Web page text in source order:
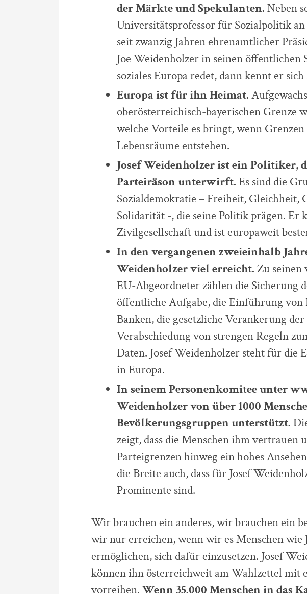
der Märkte und Spekulanten. Neben
Universitätsprofessor für Sozialpolitik
seit zwanzig Jahren ehrenamtlicher
Joe Weidenholzer in seinen öffentlichen
soziales Europa redet, dann kennt er sich
Europa ist für ihn Heimat.
oberösterreichisch-bayerischen Grenze
welche Vorteile es bringt, wenn
Lebensräume entstehen.
Josef Weidenholzer ist ein Politiker,
Parteiräson unterwirft. Es sind die
Sozialdemokratie – Freiheit, Gleichheit,
Solidarität -, die seine Politik prägen. Er
Zivilgesellschaft und ist europaweit
In den vergangenen zweieinhalb
Weidenholzer viel erreicht. Zu seinen
EU-Abgeordneter zählen die Sicherung
öffentliche Aufgabe, die Einführung
Banken, die gesetzliche Verankerung
Verabschiedung von strengen Regeln
Daten. Josef Weidenholzer steht für die
in Europa.
In seinem Personenkomitee unter
Weidenholzer von über 1000
Bevölkerungsgruppen unterstützt.
zeigt, dass die Menschen ihm vertrauen
Parteigrenzen hinweg ein hohes
die Breite auch, dass für Josef
Prominente sind.
Wir brauchen ein anderes, wir brauchen ein
wir nur erreichen, wenn wir es Menschen wie
ermöglichen, sich dafür einzusetzen. Josef
können ihn österreichweit am Wahlzettel mit
vorreihen. Wenn 35.000 Menschen in das